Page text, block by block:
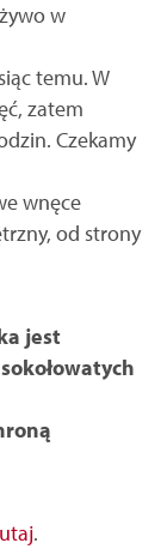
w
temu. W
zatem
Czekamy
wnęce
od strony
jest
.